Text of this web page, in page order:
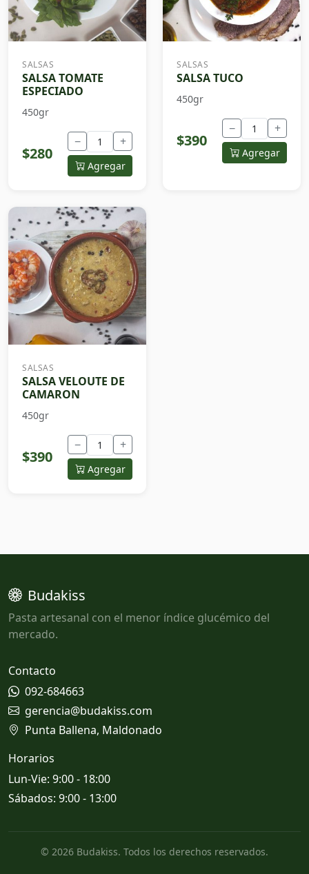
SALSAS
SALSA TOMATE
ESPECIADO
450gr
$280
− +
Agregar
SALSAS
SALSA TUCO
450gr
$390
− +
Agregar
SALSAS
SALSA VELOUTE DE
CAMARON
450gr
$390
− +
Agregar
Budakiss
Pasta artesanal con el menor índice glucémico del
mercado.
Contacto
092-684663
gerencia@budakiss.com
Punta Ballena, Maldonado
Horarios
Lun-Vie: 9:00 - 18:00
Sábados: 9:00 - 13:00
© 2026 Budakiss. Todos los derechos reservados.